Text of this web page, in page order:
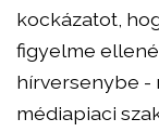
kockázatot,
figyelme
hírversenybe -
médiapiaci